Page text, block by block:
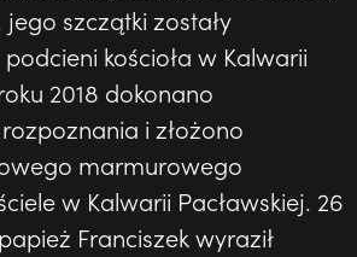
szczątki zostały
kościoła w Kalwarii
2018 dokonano
i złożono
marmurowego
w Kalwarii Pacławskiej. 26
Franciszek wyraził